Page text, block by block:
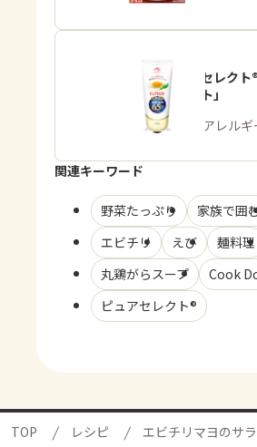
「ピュアセレクト
リーカット」
商品・アレルギ
関連キーワード
野菜たっぷり 家族で囲
エビチリ
えび 麺料理
丸鶏がらスープ
Cook
ピュアセレクト®
TOP レシピ エビチリマヨのサ